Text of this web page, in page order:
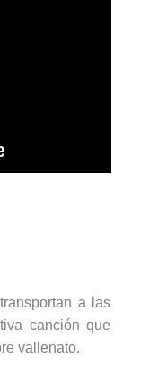
a las
canción que
vallenato.